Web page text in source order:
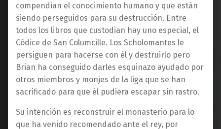
compendian el conocimiento humano y que están
siendo perseguidos para su destrucción. Entre
todos los libros que custodian hay uno especial, el
Códice de San Columcille. Los Scholomantes le
persiguen para hacerse con él y destruirlo pero
Brian ha conseguido darles esquinazo ayudado por
otros miembros y monjes de la liga que se han
sacrificado para que él pudiera escapar sin rastro.
Su intención es reconstruir el monasterio para lo
que ha venido recomendado ante el rey, por